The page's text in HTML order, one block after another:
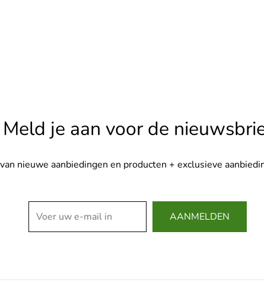
Meld je aan voor de
nieuwe aanbiedingen en producten + exclusieve